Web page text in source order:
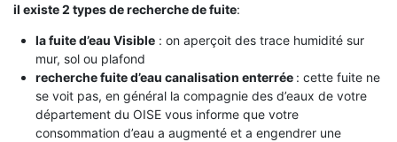
il existe 2 types de recherche de fuite:
la fuite d’eau Visible: on aperçoit des trace humidité sur
mur, sol ou plafond
recherche fuite d’eau canalisation enterrée : cette fuite ne
se voit pas, en général la compagnie des d’eaux de votre
département du OISE vous informe que votre
consommation d’eau a augmenté et a engendrer une